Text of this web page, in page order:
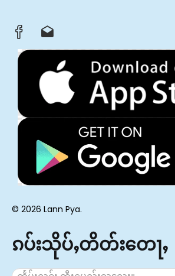
© 2026 Lann Pya.
ၵပ်းသိုပ်ႇတိတ်းတေႃႇ